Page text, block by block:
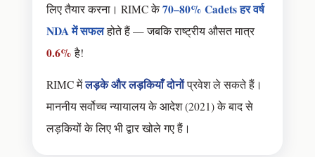
लिए तैयार करना। RIMC के70–80% Cadets हर वर्ष
NDA में सफलहोते हैं — जबकि राष्ट्रीय औसत मात्र
0.6% है!
RIMC मेंलड़के और लड़कियाँ दोनोंप्रवेश ले सकते हैं।
माननीय सर्वोच्च न्यायालय के आदेश (2021) के बाद से
लड़कियों के लिए भी द्वार खोले गए हैं।